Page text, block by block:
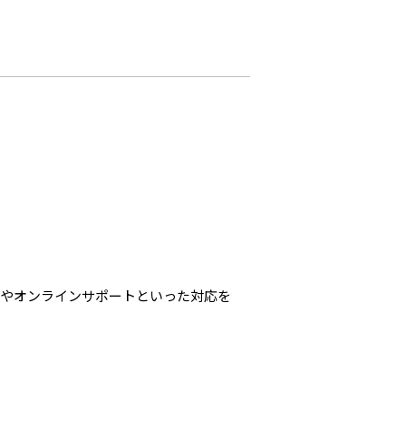
オンラインサポートといった対応を